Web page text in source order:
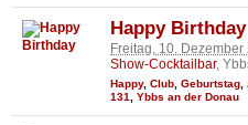
Happy Birthday
Freitag, 10.
Show-Cocktailbar,
Happy, Club, Geburtstag,
131, Ybbs an der Donau